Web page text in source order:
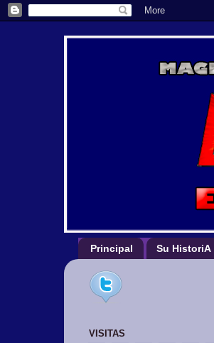
Principal Su HistoriA
VISITAS